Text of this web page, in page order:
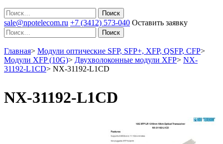
Поиск
sale@npotelecom.ru +7 (3412) 573-040 Оставить заявку
Поиск
Главная> Модули оптические SFP, SFP+, XFP, QSFP, CFP>
Модули XFP (10G)> Двухволоконные модули XFP> NX-
31192-L1CD> NX-31192-L1CD
NX-31192-L1CD